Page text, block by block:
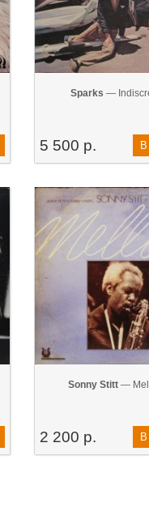
Sparks —
5 500 р.
Sonny Stitt—
2 200 р.